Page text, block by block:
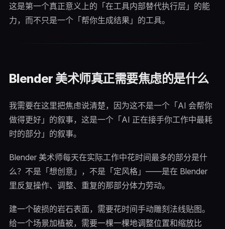
这是第一个真正意义上的「在工具内部替代执行层」的能
力，而不只是一个「帮你生成结果」的工具。
Blender 美术师真正需要焦虑的是什么
我需要在这里把焦虑说清楚，因为这不是一个「AI 会帮你
做得更好」的叙事，这是一个「AI 正在接手你工作中最耗
时的部分」的叙事。
Blender 美术师每天在实际工作中花时间最多的部分是什
么？不是「想创意」，不是「定风格」——是在 Blender
里反复操作、调整、重复的那部分体力劳动。
建一个破损的岩石表面，需要花时间手动雕刻法线贴图。
给一个场景加植被，需要一棵一棵地调整位置和缩放比